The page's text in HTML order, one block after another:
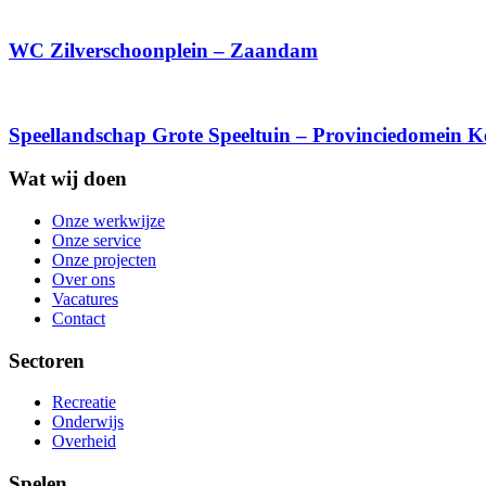
WC Zilverschoonplein – Zaandam
Speellandschap Grote Speeltuin – Provinciedomein
Wat wij doen
Onze werkwijze
Onze service
Onze projecten
Over ons
Vacatures
Contact
Sectoren
Recreatie
Onderwijs
Overheid